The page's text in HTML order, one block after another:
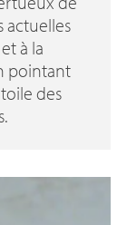
actuelles
à la
pointant
des